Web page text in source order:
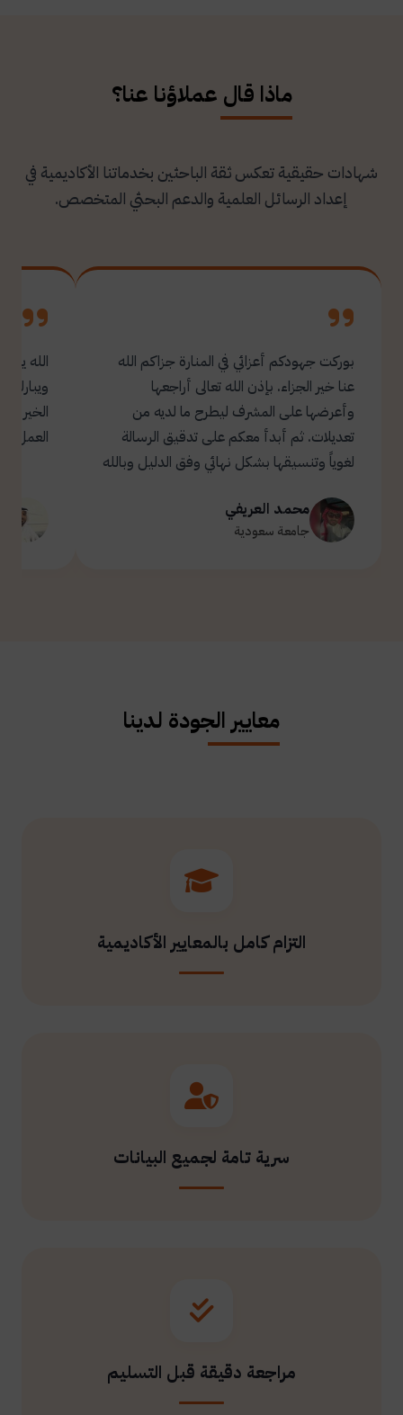
ماذا قال عملاؤنا عنا؟
شهادات حقيقية تعكس ثقة الباحثين بخدماتنا الأكاديمية في
إعداد الرسائل العلمية والدعم البحثي المتخصص.
بوركت جهودكم أعزائي في المنارة جزاكم الله
عنا خير الجزاء. بإذن الله تعالى أراجعها
وأعرضها على المشرف ليطرح ما لديه من
تعديلات. ثم أبدأ معكم على تدقيق الرسالة
لغوياً وتنسيقها بشكل نهائي وفق الدليل وبالله
محمد العريفي
جامعة سعودية
الله
العمل.
معايير الجودة لدينا
التزام كامل بالمعايير الأكاديمية
سرية تامة لجميع البيانات
مراجعة دقيقة قبل التسليم